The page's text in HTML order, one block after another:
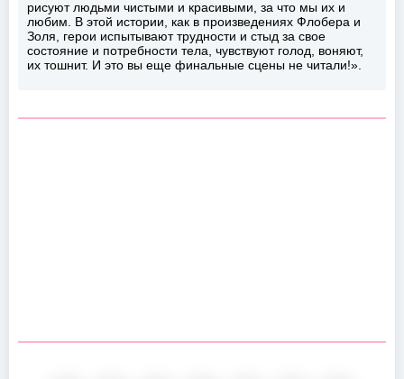
рисуют людьми чистыми и красивыми, за что мы их и
любим. В этой истории, как в произведениях Флобера и
Золя, герои испытывают трудности и стыд за свое
состояние и потребности тела, чувствуют голод, воняют,
их тошнит. И это вы еще финальные сцены не читали!».